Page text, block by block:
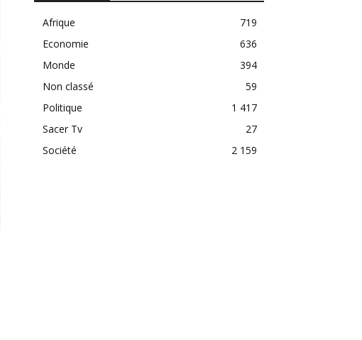
Afrique
719
Economie
636
Monde
394
Non classé
59
Politique
1 417
Sacer Tv
27
Société
2 159